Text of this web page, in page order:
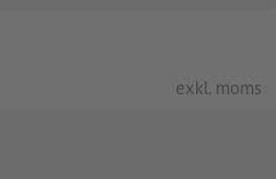
exkl. moms